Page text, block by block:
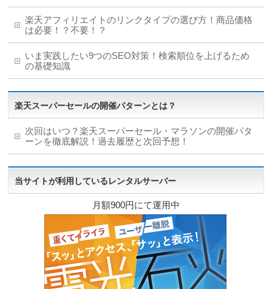
楽天アフィリエイトのリンクタイプの選び方！商品価格
は必要！？不要！？
いま実践したい9つのSEO対策！検索順位を上げるため
の基礎知識
楽天スーパーセールの開催パターンとは？
次回はいつ？楽天スーパーセール・マラソンの開催パタ
ーンを徹底解説！過去履歴と次回予想！
当サイトが利用しているレンタルサーバー
月額900円にて運用中